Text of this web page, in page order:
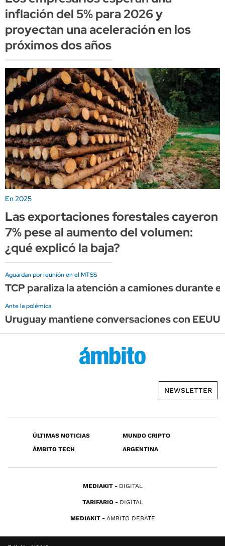
inflación del 5% para 2026 y
proyectan una aceleración en los
próximos dos años
En 2025
Las exportaciones forestales cayeron
7% pese al aumento del volumen:
¿qué explicó la baja?
Aguardan por reunión en el MTSS
TCP paraliza la atención a camiones durante
Ante la polémica
Uruguay mantiene conversaciones con
NEWSLETTER
ÚLTIMAS NOTICIAS
MUNDO CRIPTO
ÁMBITO TECH
ARGENTINA
MEDIAKIT DIGITAL
TARIFARIO DIGITAL
MEDIAKIT AMBITO DEBATE